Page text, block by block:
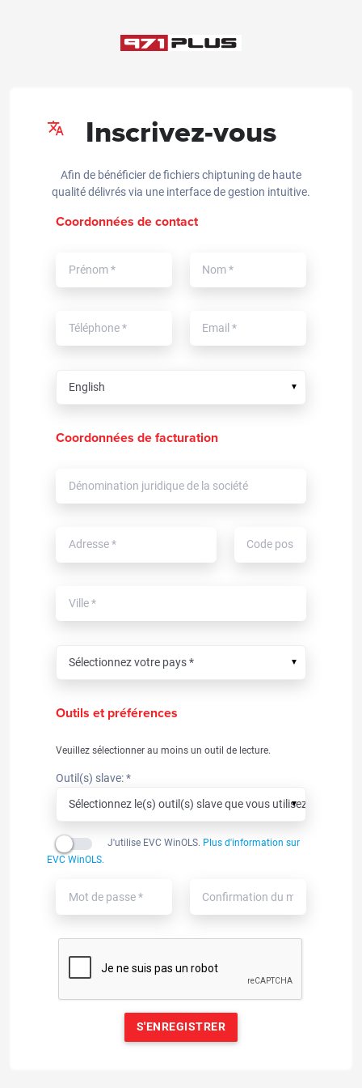
Inscrivez-vous
Afin de bénéficier de fichiers chiptuning de haute
qualité délivrés via une interface de gestion intuitive.
Coordonnées de contact
▼
Coordonnées de facturation
▼
Outils et préférences
Veuillez sélectionner au moins un outil de lecture.
Outil(s) slave: *
▼
J'utilise EVC WinOLS. Plus d'information sur
EVC WinOLS.
S'ENREGISTRER